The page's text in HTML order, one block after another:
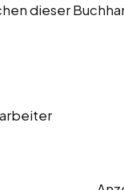
dieser